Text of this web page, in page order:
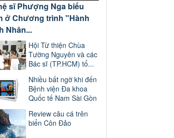
sĩ Phượng Nga biểu
ở Chương trình "Hành
Nhân...
Hội Từ thiện Chùa
Tường Nguyên và các
Bác sĩ (TP.HCM) tổ...
Nhiều bất ngờ khi đến
Bệnh viện Đa khoa
Quốc tế Nam Sài Gòn
Review câu cá trên
biển Côn Đảo